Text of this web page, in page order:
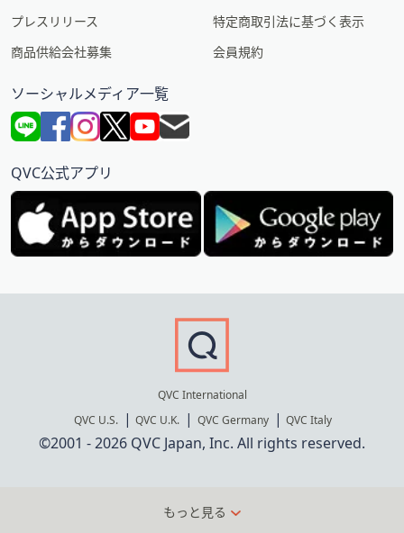
プレスリリース
商品供給会社募集
特定商取引法に基づく表示
会員規約
ソーシャルメディア一覧
QVC公式アプリ
QVC International
QVC U.S.
QVC U.K. QVC Germany QVC Italy
©2001 - 2026 QVC Japan, Inc. All rights reserved.
もっと見る